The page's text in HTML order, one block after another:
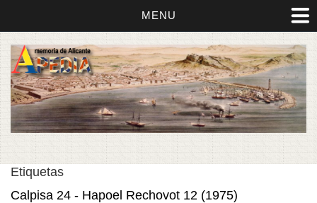
MENU
Etiquetas
Calpisa 24 - Hapoel Rechovot 12 (1975)